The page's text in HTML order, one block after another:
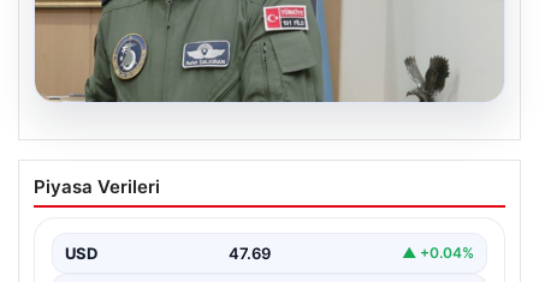
Rafet Dalkıran kimdir? Yeni Hava
Kuvvetleri Komutanı Rafet Dalkıran’ın
Piyasa Verileri
USD 47.69 ▲ +0.04%